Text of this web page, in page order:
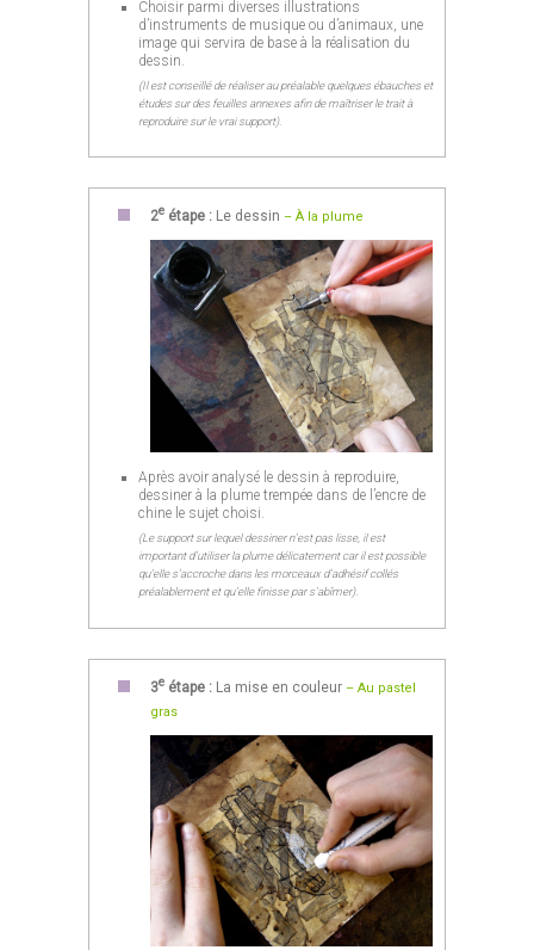
Choisir parmi diverses illustrations
d’instruments de musique ou d’animaux, une
image qui servira de base à la réalisation du
dessin.
(Il est conseillé de réaliser au préalable quelques ébauches et
études sur des feuilles annexes afin de maîtriser le trait à
reproduire sur le vrai support).
2e étape : Le dessin – À la plume
Après avoir analysé le dessin à reproduire,
dessiner à la plume trempée dans de l’encre de
chine le sujet choisi.
(Le support sur lequel dessiner n’est pas lisse, il est
important d’utiliser la plume délicatement car il est possible
qu’elle s’accroche dans les morceaux d’adhésif collés
préalablement et qu’elle finisse par s’abîmer).
3e étape : La mise en couleur – Au pastel
gras